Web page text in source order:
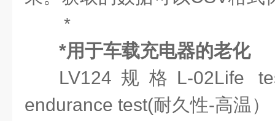
*
*用于车载充电器的老化
LV124规格L-02Life
endurance test(耐久性-高温）